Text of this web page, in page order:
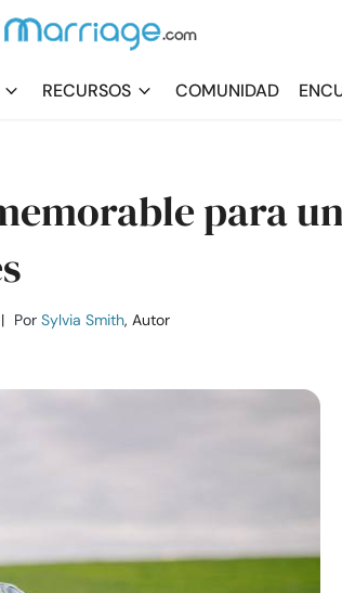
RECURSOS COMUNIDAD
para
| Por Sylvia Smith, Autor